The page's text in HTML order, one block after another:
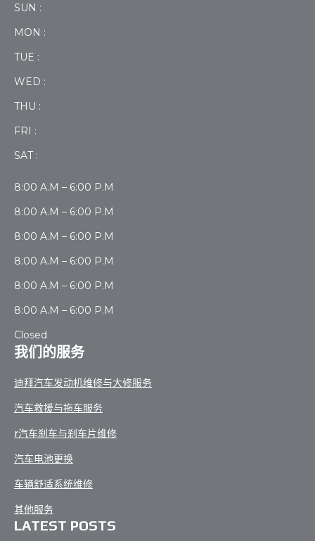
SUN :
MON :
TUE :
WED :
THU :
FRI :
SAT :
8:00 A.M – 6:00 P.M
8:00 A.M – 6:00 P.M
8:00 A.M – 6:00 P.M
8:00 A.M – 6:00 P.M
8:00 A.M – 6:00 P.M
8:00 A.M – 6:00 P.M
Closed
我们的服务
迪拜汽车发动机维修与大修服务
汽车救援与拖车服务
r汽车刹车与刹车片维修
汽车电池更换
车辆舒适系统维修
其他服务
LATEST POSTS